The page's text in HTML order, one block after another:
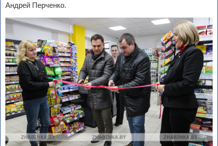
Андрей Перченко.